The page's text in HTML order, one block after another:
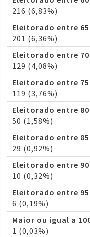
216 (6,83%)
Eleitorado entre 65
201 (6,36%)
Eleitorado entre 70
129 (4,08%)
Eleitorado entre 75
119 (3,76%)
Eleitorado entre 80
50 (1,58%)
Eleitorado entre 85
29 (0,92%)
Eleitorado entre 90
10 (0,32%)
Eleitorado entre 95
6 (0,19%)
Maior ou igual a
1 (0,03%)